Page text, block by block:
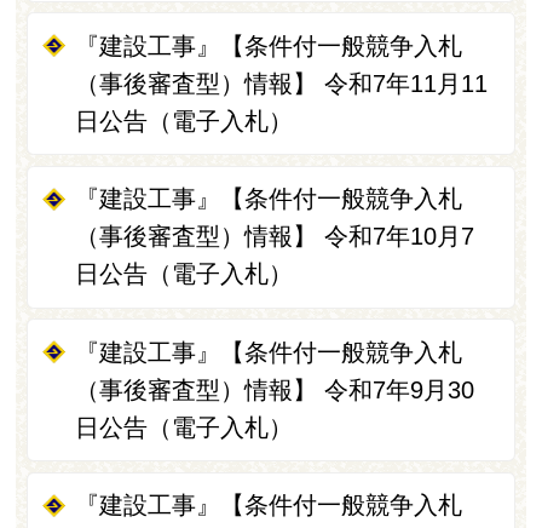
『建設工事』【条件付一般競争入札
（事後審査型）情報】 令和7年11月11
日公告（電子入札）
『建設工事』【条件付一般競争入札
（事後審査型）情報】 令和7年10月7
日公告（電子入札）
『建設工事』【条件付一般競争入札
（事後審査型）情報】 令和7年9月30
日公告（電子入札）
『建設工事』【条件付一般競争入札